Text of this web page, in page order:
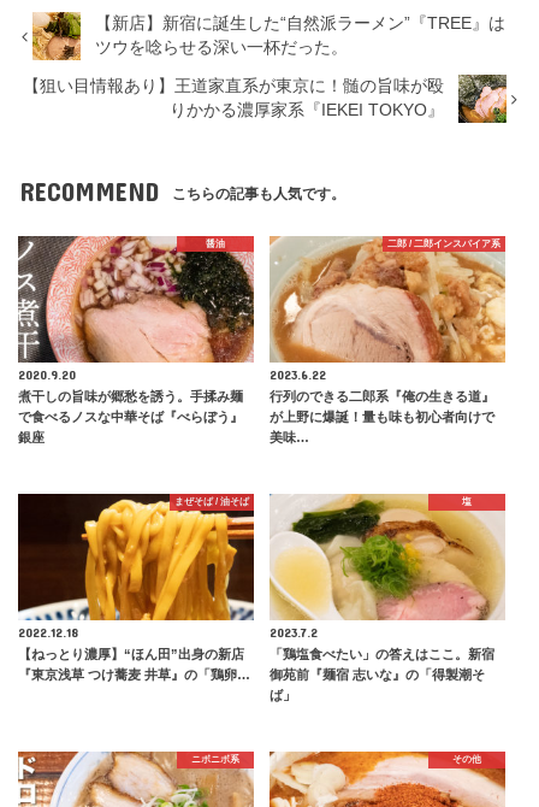
【新店】新宿に誕生した“自然派ラーメン”『TREE』は
ツウを唸らせる深い一杯だった。
【狙い目情報あり】王道家直系が東京に！髄の旨味が殴
りかかる濃厚家系『IEKEI TOKYO』
RECOMMEND こちらの記事も人気です。
醤油
2020.9.20
煮干しの旨味が郷愁を誘う。手揉み麺
で食べるノスな中華そば『べらぼう』
銀座
二郎 / 二郎インスパイア系
2023.6.22
行列のできる二郎系『俺の生きる道』
が上野に爆誕！量も味も初心者向けで
美味…
まぜそば / 油そば
2022.12.18
【ねっとり濃厚】“ほん田”出身の新店
『東京浅草 つけ蕎麦 井草』の「鶏卵…
塩
2023.7.2
「鶏塩食べたい」の答えはここ。新宿
御苑前『麺宿 志いな』の「得製潮そ
ば」
ニボニボ系 その他